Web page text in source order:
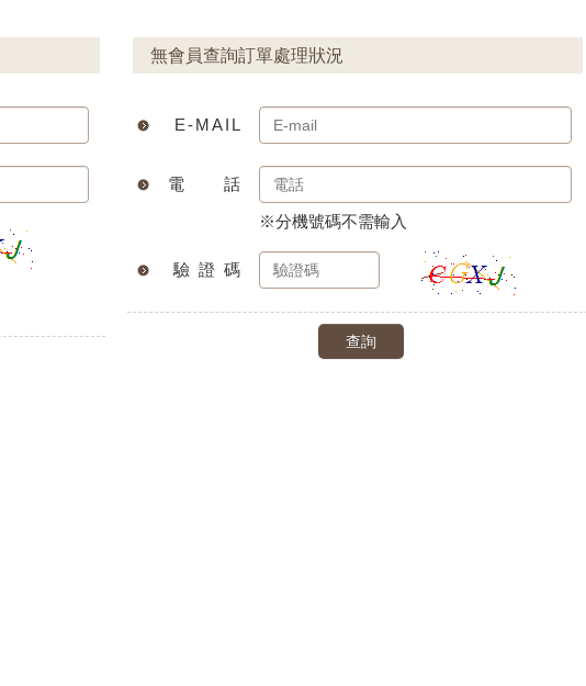
無會員查詢訂單處理狀況
E-MAIL
電 話
※分機號碼不需輸入
驗 證 碼
查詢